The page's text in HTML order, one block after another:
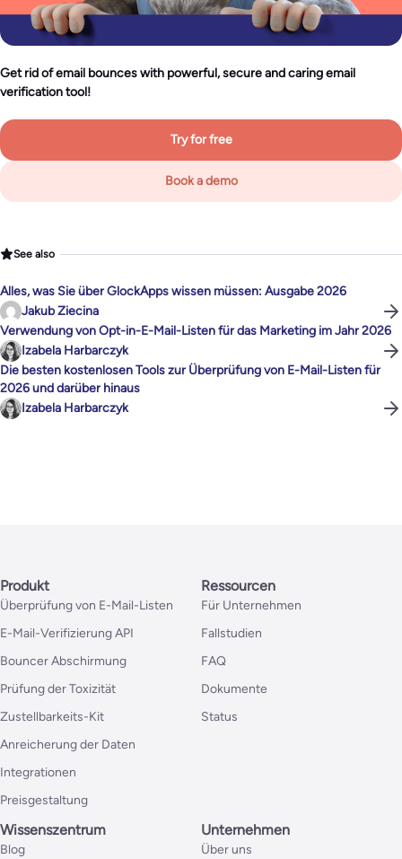
Get rid of email bounces with powerful, secure and caring email
verification tool!
Try for free
Book a demo
See also
Alles, was Sie über GlockApps wissen müssen: Ausgabe 2026
Jakub Ziecina
Verwendung von Opt-in-E-Mail-Listen für das Marketing im Jahr 2026
Izabela Harbarczyk
Die besten kostenlosen Tools zur Überprüfung von E-Mail-Listen für
2026 und darüber hinaus
Izabela Harbarczyk
Produkt
Überprüfung von E-Mail-Listen
E-Mail-Verifizierung API
Bouncer Abschirmung
Prüfung der Toxizität
Zustellbarkeits-Kit
Anreicherung der Daten
Integrationen
Preisgestaltung
Ressourcen
Für Unternehmen
Fallstudien
FAQ
Dokumente
Status
Wissenszentrum
Blog
Unternehmen
Über uns